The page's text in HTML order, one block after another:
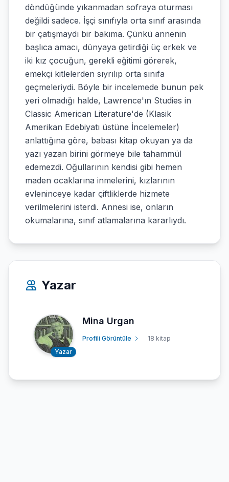
döndüğünde yıkanmadan sofraya oturması
değildi sadece. İşçi sınıfıyla orta sınıf arasında
bir çatışmaydı bir bakıma. Çünkü annenin
başlıca amacı, dünyaya getirdiği üç erkek ve
iki kız çocuğun, gerekli eğitimi görerek,
emekçi kitlelerden sıyrılıp orta sınıfa
geçmeleriydi. Böyle bir incelemede bunun pek
yeri olmadığı halde, Lawrence'ın Studies in
Classic American Literature'de (Klasik
Amerikan Edebiyatı üstüne İncelemeler)
anlattığına göre, babası kitap okuyan ya da
yazı yazan birini görmeye bile tahammül
edemezdi. Oğullarının kendisi gibi hemen
maden ocaklarına inmelerini, kızlarının
evleninceye kadar çiftliklerde hizmete
verilmelerini isterdi. Annesi ise, onların
okumalarına, sınıf atlamalarına kararlıydı.
Yazar
Yazar
Mina Urgan
Profili Görüntüle 18 kitap